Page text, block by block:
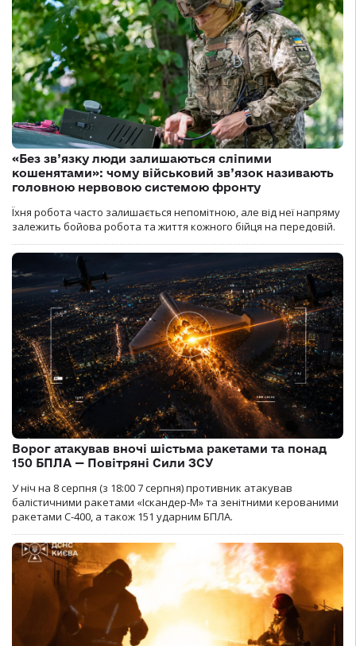
«Без зв’язку люди залишаються сліпими
кошенятами»: чому військовий зв’язок називають
головною нервовою системою фронту
Їхня робота часто залишається непомітною, але від неї напряму
залежить бойова робота та життя кожного бійця на передовій.
Ворог атакував вночі шістьма ракетами та понад
150 БПЛА — Повітряні Сили ЗСУ
У ніч на 8 серпня (з 18:00 7 серпня) противник атакував
балістичними ракетами «Іскандер-М» та зенітними керованими
ракетами С-400, а також 151 ударним БПЛА.